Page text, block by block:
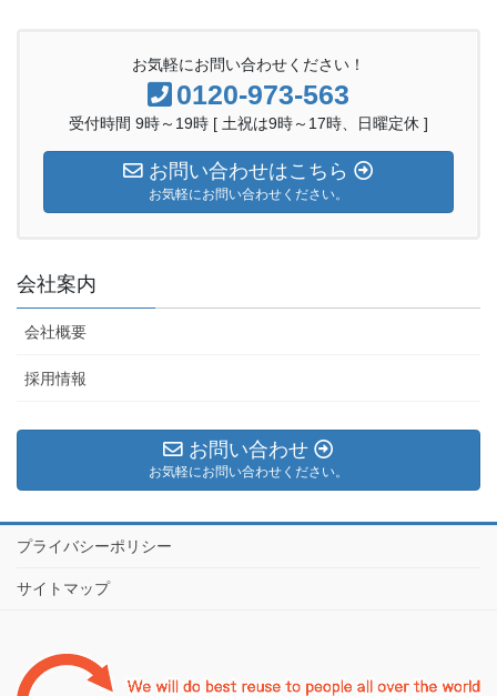
お気軽にお問い合わせください！
0120-973-563
受付時間 9時～19時 [ 土祝は9時～17時、日曜定休 ]
お問い合わせはこちら
お気軽にお問い合わせください。
会社案内
会社概要
採用情報
お問い合わせ
お気軽にお問い合わせください。
プライバシーポリシー
サイトマップ